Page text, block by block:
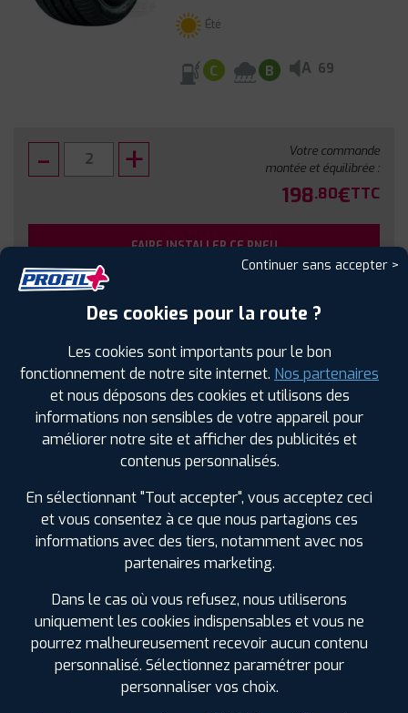
Été
C B A 69
Votre commande
montée et équilibrée :
198.80€TTC
FAIRE INSTALLER CE PNEU
Sous réserve de disponibilité en agence
SPÉCIFICATIONS AVIS CLIENTS ÉTIQUETAGE
Étiquetage
Continuer sans accepter >
Des cookies pour la route ?
Les cookies sont importants pour le bon
fonctionnement de notre site internet. Nos partenaires
et nous déposons des cookies et utilisons des
informations non sensibles de votre appareil pour
améliorer notre site et afficher des publicités et
contenus personnalisés.
En sélectionnant "Tout accepter", vous acceptez ceci
et vous consentez à ce que nous partagions ces
informations avec des tiers, notamment avec nos
partenaires marketing.
Dans le cas où vous refusez, nous utiliserons
uniquement les cookies indispensables et vous ne
pourrez malheureusement recevoir aucun contenu
personnalisé. Sélectionnez paramétrer pour
personnaliser vos choix.